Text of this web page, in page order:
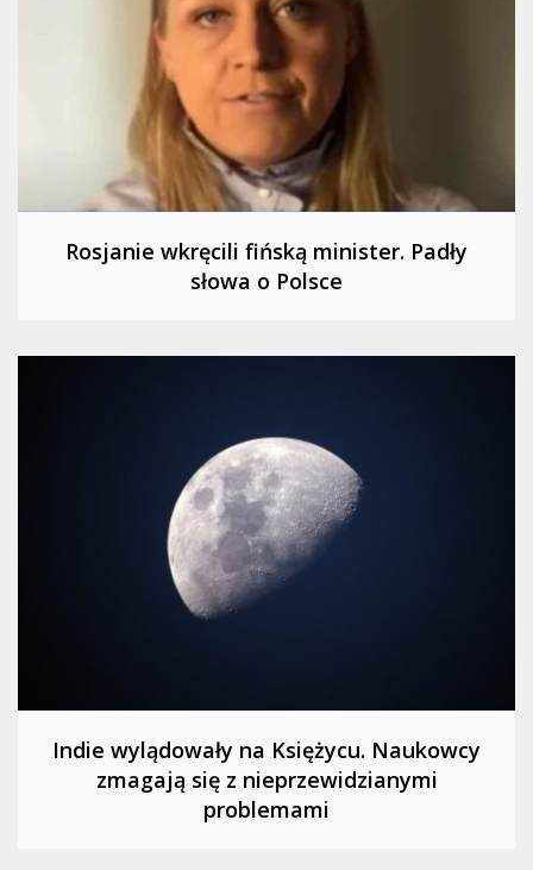
Rosjanie wkręcili fińską minister. Padły
słowa o Polsce
Indie wylądowały na Księżycu. Naukowcy
zmagają się z nieprzewidzianymi
problemami